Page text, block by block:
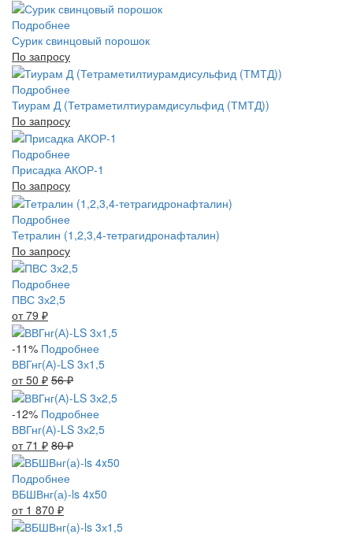
Подробнее
Сурик свинцовый порошок
По запросу
Подробнее
Тиурам Д (Тетраметилтиурамдисульфид (ТМТД))
По запросу
Подробнее
Присадка АКОР-1
По запросу
Подробнее
Тетралин (1,2,3,4-тетрагидронафталин)
По запросу
Подробнее
ПВС 3х2,5
от 79 ₽
-11% Подробнее
ВВГнг(А)-LS 3х1,5
от 50 ₽ 56₽
-12% Подробнее
ВВГнг(А)-LS 3х2,5
от 71 ₽ 80₽
Подробнее
ВБШВнг(а)-ls 4x50
от 1 870 ₽